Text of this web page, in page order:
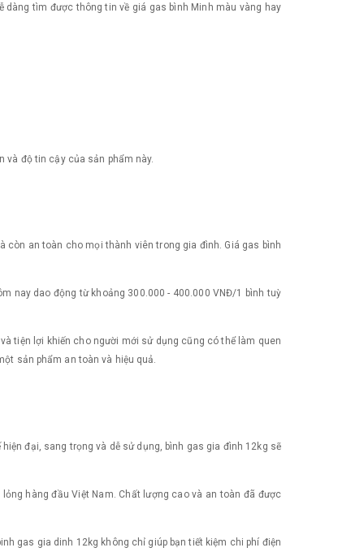
dàng tìm được thông tin về giá gas bình Minh màu vàng hay
và độ tin cậy của sản phẩm này.
còn an toàn cho mọi thành viên trong gia đình. Giá gas bình
nay dao động từ khoảng 300.000 - 400.000 VNĐ/1 bình tuỳ
tiện lợi khiến cho người mới sử dụng cũng có thể làm quen
sản phẩm an toàn và hiệu quả.
đại, sang trọng và dễ sử dụng, bình gas gia đình 12kg sẽ
hàng đầu Việt Nam. Chất lượng cao và an toàn đã được
gas gia dinh 12kg không chỉ giúp bạn tiết kiệm chi phí điện